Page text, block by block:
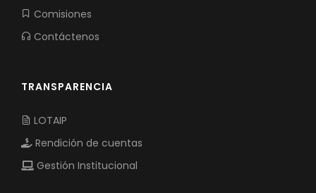
Comisiones
Contáctenos
TRANSPARENCIA
LOTAIP
Rendición de cuentas
Gestión Institucional